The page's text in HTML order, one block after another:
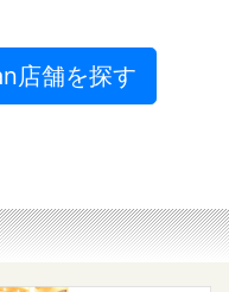
店舗を探す